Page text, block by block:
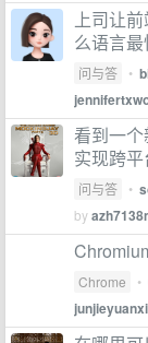
上司让
么语言最
问与答 •
看到一
实现跨
问与答 •
by
Chrome •